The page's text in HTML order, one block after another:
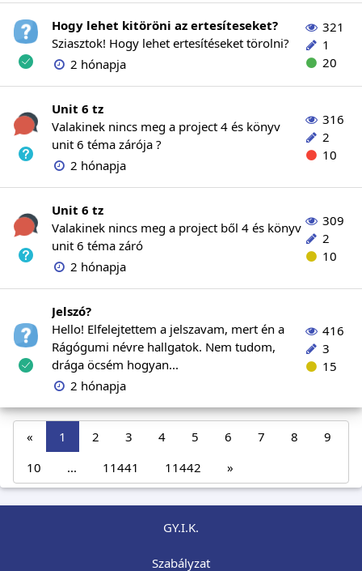
Hogy lehet kitöröni az ertesíteseket?
Sziasztok! Hogy lehet ertesítéseket törolni?
2 hónapja
321
1
20
Unit 6 tz
Valakinek nincs meg a project 4 és könyv
unit 6 téma zárója ?
2 hónapja
316
2
10
Unit 6 tz
Valakinek nincs meg a project ből 4 és könyv
unit 6 téma záró
2 hónapja
309
2
10
Jelszó?
Hello! Elfelejtettem a jelszavam, mert én a
Rágógumi névre hallgatok. Nem tudom,
drága öcsém hogyan...
2 hónapja
416
3
15
« 1 2 3 4 5 6 7 8
9
10
... 11441 11442 »
GY.I.K.
Szabályzat